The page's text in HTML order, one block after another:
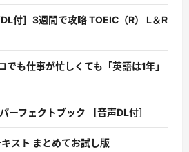
付］3週間で攻略 TOEIC（R） L＆R
でも仕事が忙しくても「英語は1年」
ーフェクトブック ［音声DL付］
スト まとめてお試し版